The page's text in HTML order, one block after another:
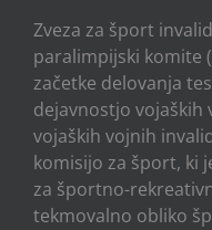
Zveza za šport
paralimpijski komite
začetke delovanja
dejavnostjo vojaških
vojaških vojnih
komisijo za šport, ki
za športno-
tekmovalno obliko